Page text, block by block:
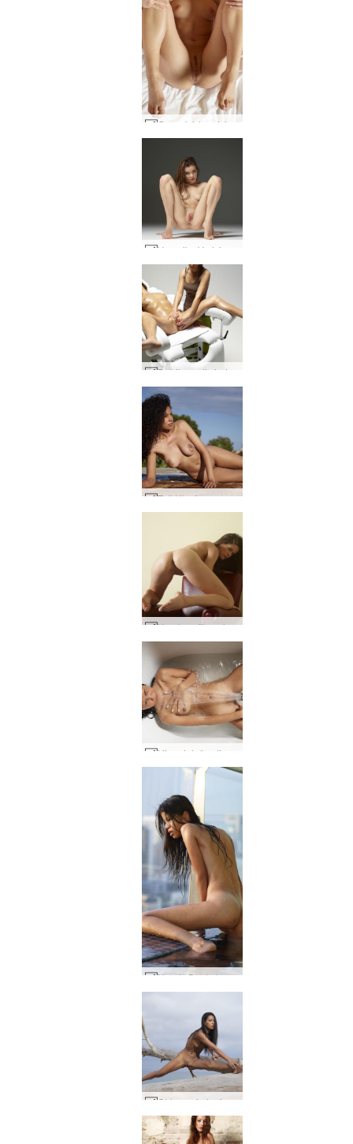
Teti Ukrainos modelis #27
Kaprizas fiksuoja #43
Noody Bankoko saulėlydis #50
Chloe vaizduojamojo meno aktai #43